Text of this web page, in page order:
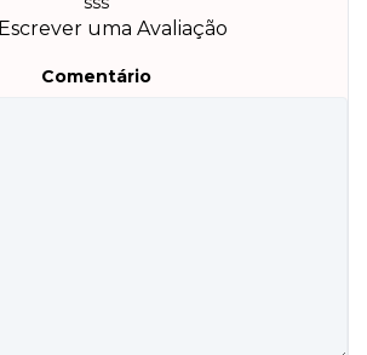
Escrever uma Avaliação
Comentário